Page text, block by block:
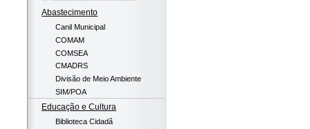
Abastecimento
Canil Municipal
COMAM
COMSEA
CMADRS
Divisão de Meio Ambiente
SIM/POA
Educação e Cultura
Biblioteca Cidadã